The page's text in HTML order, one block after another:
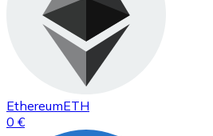
EthereumETH
0 €